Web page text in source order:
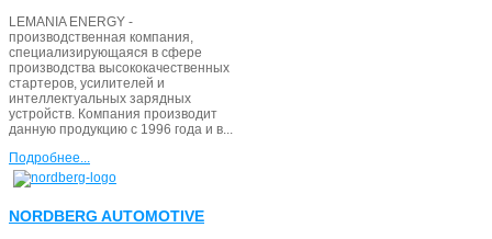
LEMANIA ENERGY -
производственная компания,
специализирующаяся в сфере
производства высококачественных
стартеров, усилителей и
интеллектуальных зарядных
устройств. Компания производит
данную продукцию с 1996 года и в...
Подробнее...
NORDBERG AUTOMOTIVE